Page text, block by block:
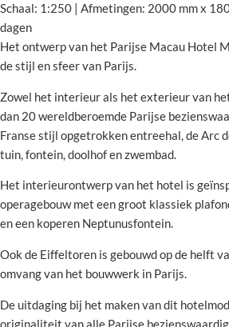
Schaal: 1:250 | Afmetingen: 2000 mm x
dagen
Het ontwerp van het Parijse Macau Hotel
de stijl en sfeer van Parijs.
Zowel het interieur als het exterieur van
dan 20 wereldberoemde Parijse
Franse stijl opgetrokken entreehal, de Arc
tuin, fontein, doolhof en zwembad.
Het interieurontwerp van het hotel is
operagebouw met een groot klassiek
en een koperen Neptunusfontein.
Ook de Eiffeltoren is gebouwd op de helft
omvang van het bouwwerk in Parijs.
De uitdaging bij het maken van dit
originaliteit van alle Parijse